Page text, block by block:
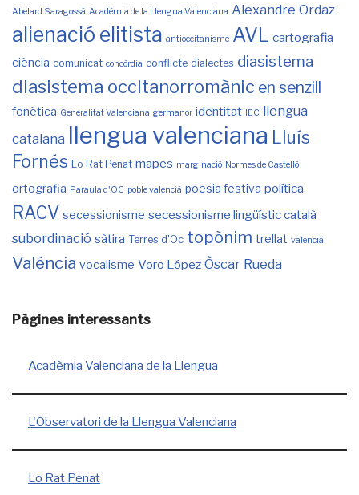
Abelard Saragossà Acadèmia de la Llengua Valenciana Alexandre Ordaz
alienació elitista antioccitanisme AVL cartografia
ciència comunicat concòrdia conflicte dialectes diasistema
diasistema occitanorromànic en senzill
fonètica Generalitat Valenciana germanor identitat IEC llengua
catalana llengua valenciana Lluís
Fornés
Lo Rat Penat mapes marginació Normes de Castelló
ortografia Paraula d'OC poble valencià poesia festiva política
RACV secessionisme secessionisme lingüístic català
subordinació sàtira Terres d'Oc topònim trellat valencià
Valéncia vocalisme Voro López Òscar Rueda
Pàgines interessants
Acadèmia Valenciana de la Llengua
L'Observatori de la Llengua Valenciana
Lo Rat Penat